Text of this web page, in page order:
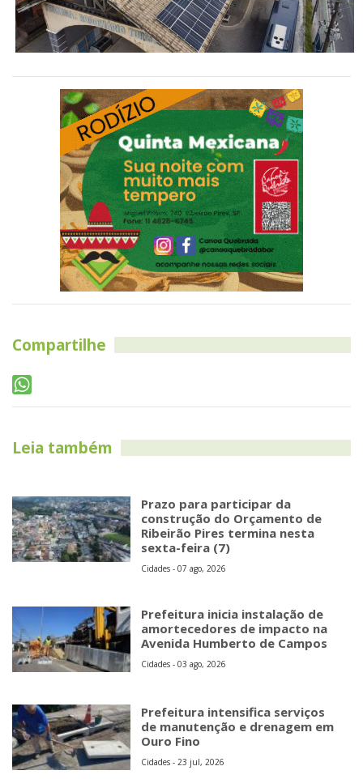
Compartilhe
Leia também
Prazo para participar da
construção do Orçamento de
Ribeirão Pires termina nesta
sexta-feira (7)
Cidades - 07 ago, 2026
Prefeitura inicia instalação de
amortecedores de impacto na
Avenida Humberto de Campos
Cidades - 03 ago, 2026
Prefeitura intensifica serviços
de manutenção e drenagem em
Ouro Fino
Cidades - 23 jul, 2026